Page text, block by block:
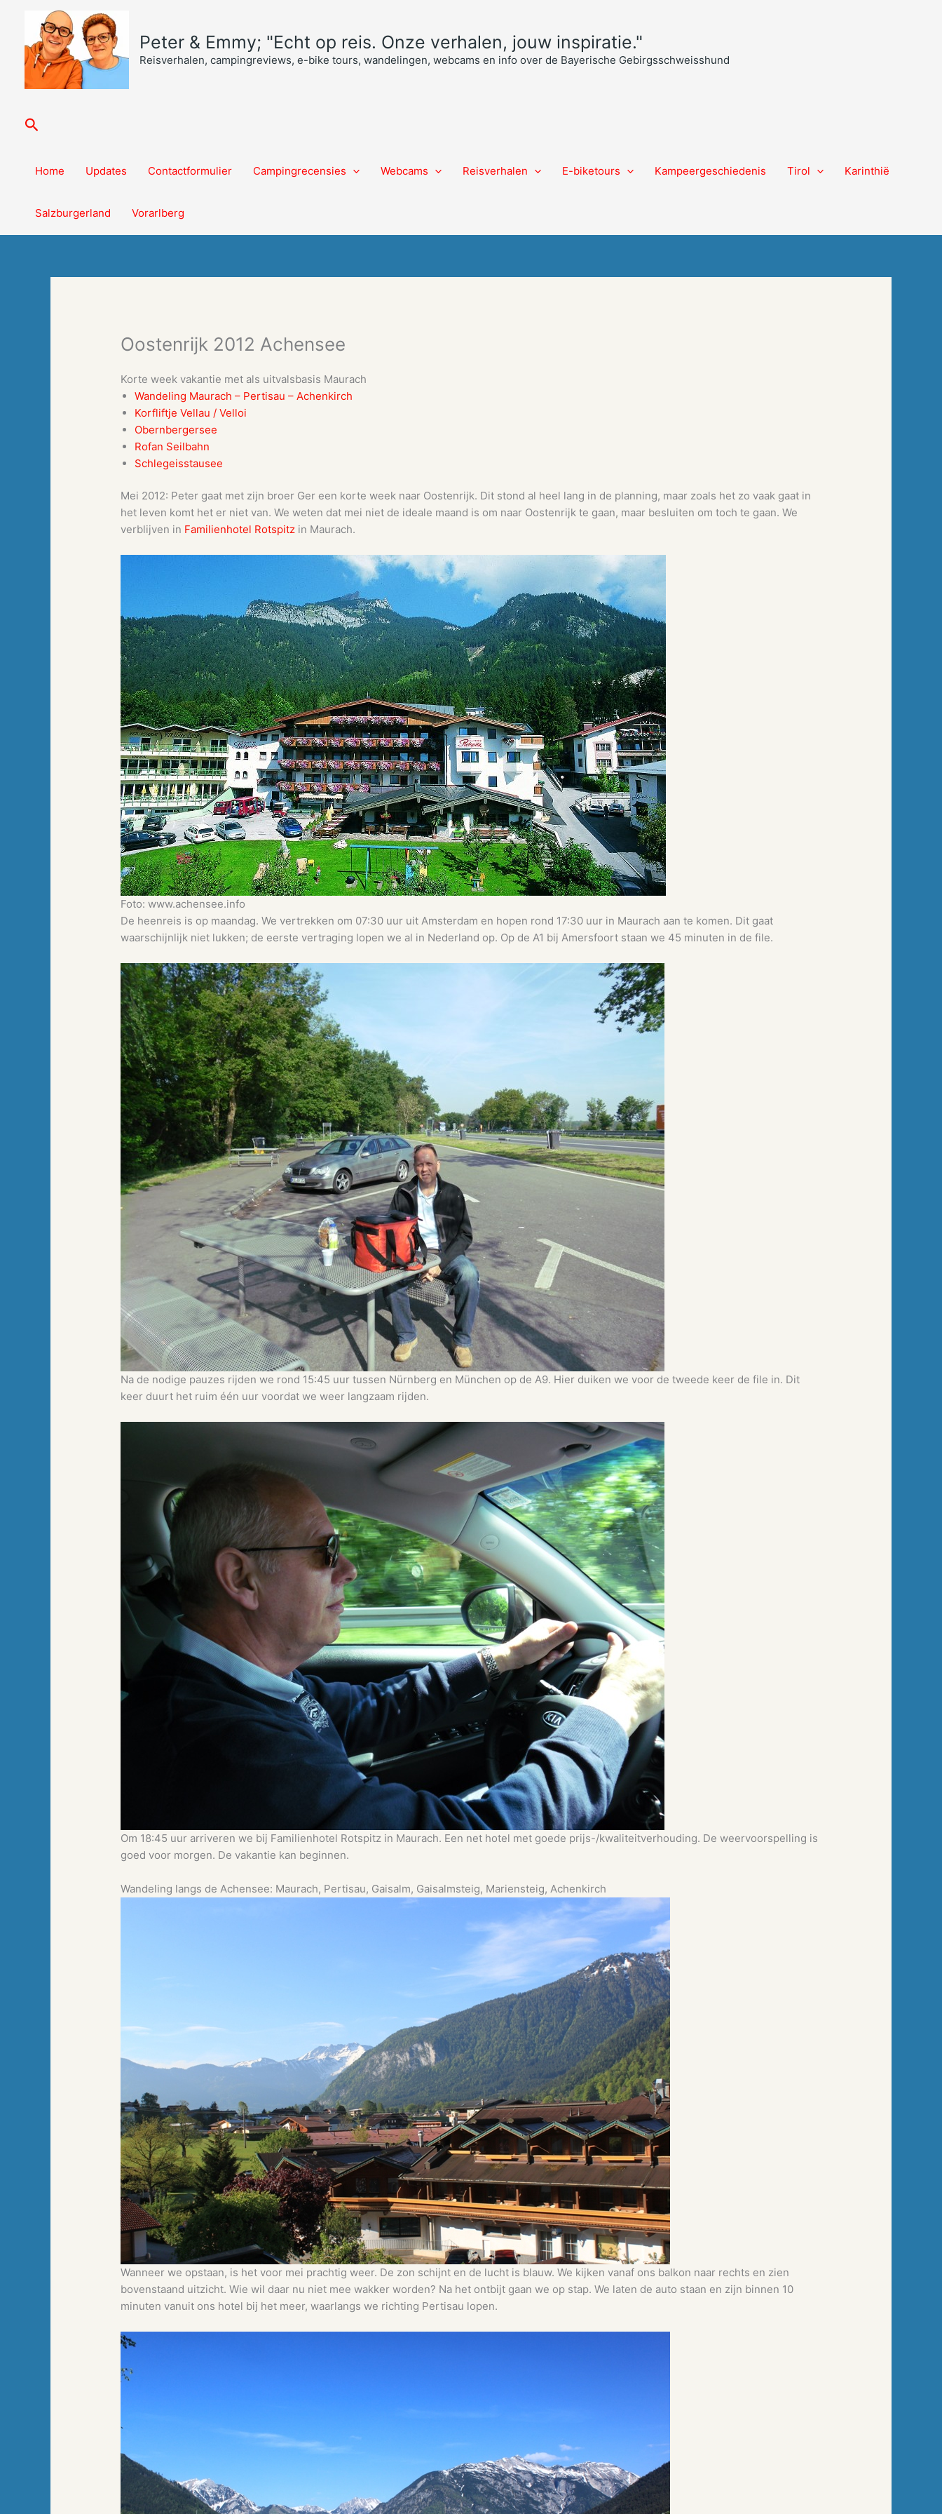
inhoud
Peter & Emmy; "Echt op reis. Onze verhalen, jouw inspiratie."
Reisverhalen, campingreviews, e-bike tours, wandelingen, webcams en info over de Bayerische Gebirgsschweisshund
Zoeken
Home Updates Contactformulier Campingrecensies Webcams Reisverhalen E-biketours Kampeergeschiedenis Tirol Karinthië
Salzburgerland Vorarlberg
Oostenrijk 2012 Achensee
Korte week vakantie met als uitvalsbasis Maurach
Wandeling Maurach – Pertisau – Achenkirch
Korfliftje Vellau / Velloi
Obernbergersee
Rofan Seilbahn
Schlegeisstausee
Mei 2012: Peter gaat met zijn broer Ger een korte week naar Oostenrijk. Dit stond al heel lang in de planning, maar zoals het zo vaak gaat in
het leven komt het er niet van. We weten dat mei niet de ideale maand is om naar Oostenrijk te gaan, maar besluiten om toch te gaan. We
verblijven in Familienhotel Rotspitz in Maurach.
Foto: www.achensee.info
De heenreis is op maandag. We vertrekken om 07:30 uur uit Amsterdam en hopen rond 17:30 uur in Maurach aan te komen. Dit gaat
waarschijnlijk niet lukken; de eerste vertraging lopen we al in Nederland op. Op de A1 bij Amersfoort staan we 45 minuten in de file.
Na de nodige pauzes rijden we rond 15:45 uur tussen Nürnberg en München op de A9. Hier duiken we voor de tweede keer de file in. Dit
keer duurt het ruim één uur voordat we weer langzaam rijden.
Om 18:45 uur arriveren we bij Familienhotel Rotspitz in Maurach. Een net hotel met goede prijs-/kwaliteitverhouding. De weervoorspelling is
goed voor morgen. De vakantie kan beginnen.
Wandeling langs de Achensee: Maurach, Pertisau, Gaisalm, Gaisalmsteig, Mariensteig, Achenkirch
Wanneer we opstaan, is het voor mei prachtig weer. De zon schijnt en de lucht is blauw. We kijken vanaf ons balkon naar rechts en zien
bovenstaand uitzicht. Wie wil daar nu niet mee wakker worden? Na het ontbijt gaan we op stap. We laten de auto staan en zijn binnen 10
minuten vanuit ons hotel bij het meer, waarlangs we richting Pertisau lopen.